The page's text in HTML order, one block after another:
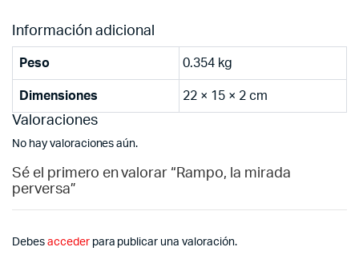
Información adicional
Peso 0.354 kg
Dimensiones 22 × 15 × 2 cm
Valoraciones
No hay valoraciones aún.
Sé el primero en valorar “Rampo, la mirada
perversa”
Debes accederpara publicar una valoración.